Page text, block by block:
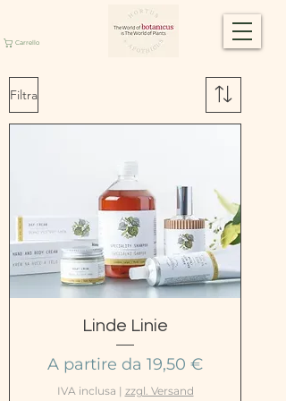
Carrello
Filtra
Linde Linie
A partire da 19,50 €
Prezzo scontato
IVA inclusa | zzgl. Versand